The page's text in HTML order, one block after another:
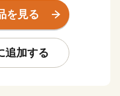
うございます！
を見る
追加する